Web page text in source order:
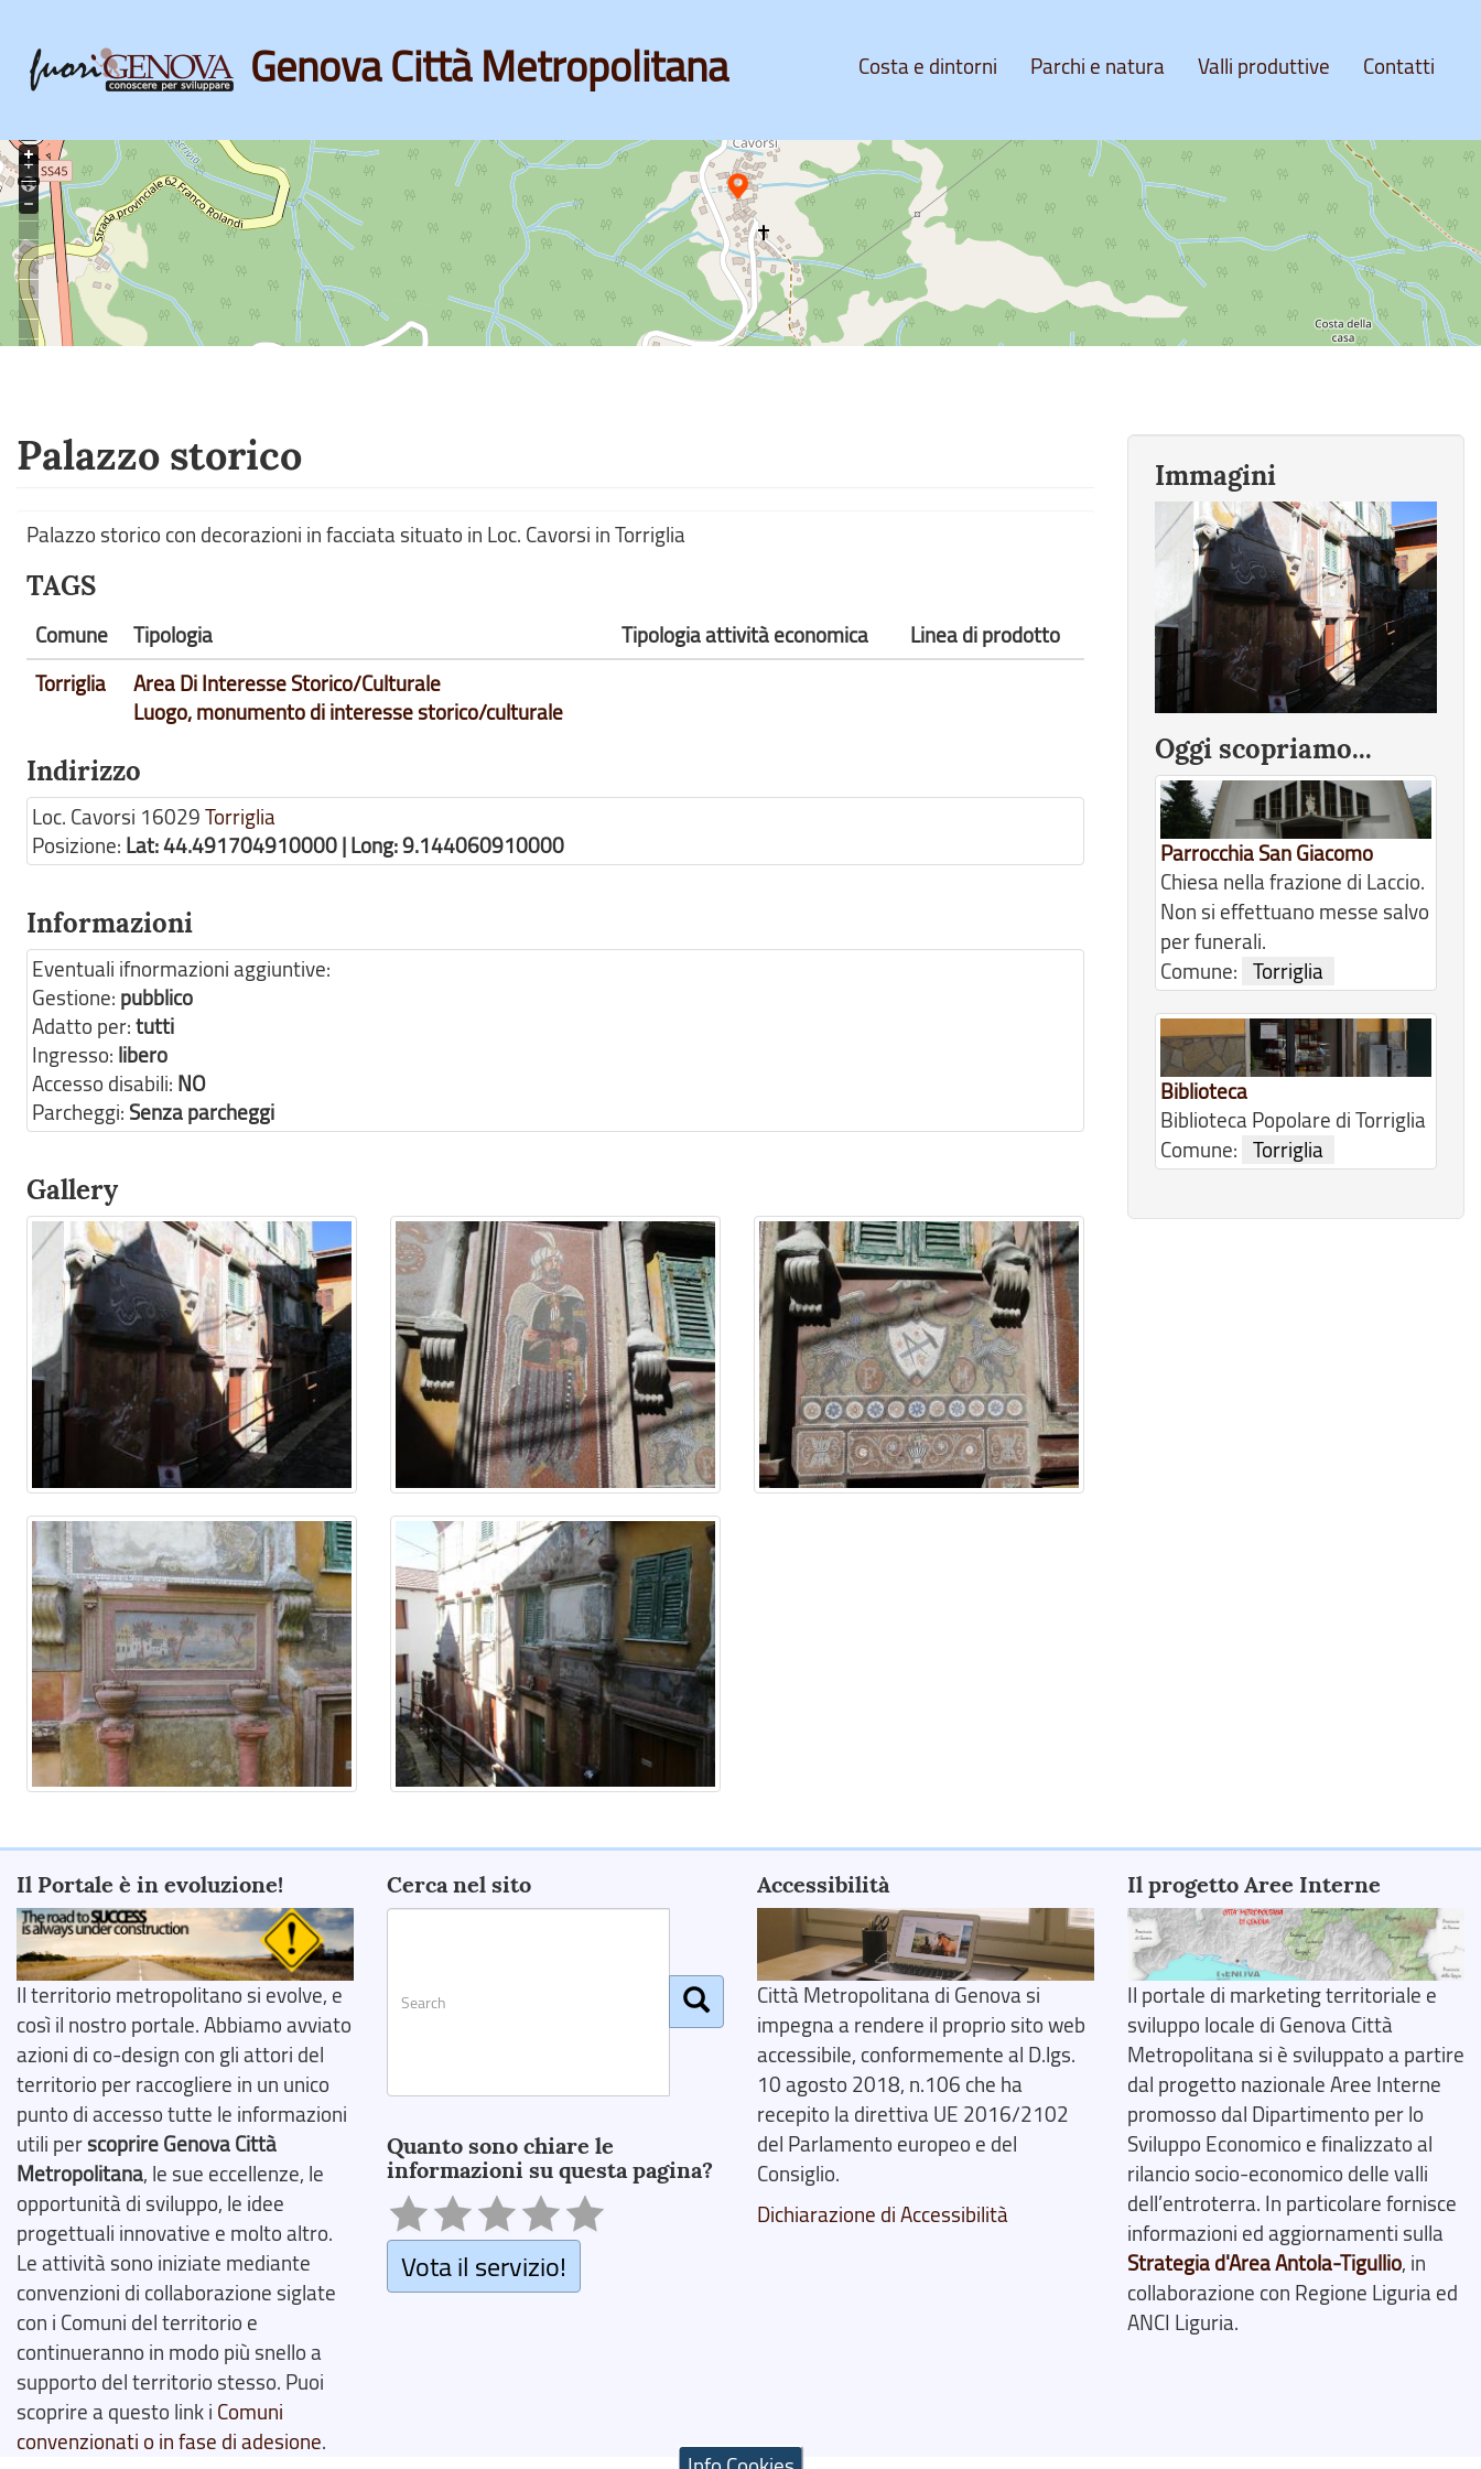
Skip
main
content
Genova Città Metropolitana Costa e dintorni Parchi e natura Valli produttive Contatti
Palazzo storico
Palazzo storico con decorazioni in facciata situato in Loc. Cavorsi in Torriglia
TAGS
Comune Tipologia Tipologia attività economica
Linea di prodotto
Torriglia
Area Di Interesse Storico/Culturale
Luogo, monumento di interesse storico/culturale
Indirizzo
Loc. Cavorsi 16029Torriglia
Posizione: Lat: 44.491704910000 | Long: 9.144060910000
Informazioni
Eventuali ifnormazioni aggiuntive:
Gestione: pubblico
Adatto per:tutti
Ingresso: libero
Accesso disabili: NO
Parcheggi: Senza parcheggi
Gallery
Immagini
Oggi scopriamo...
Parrocchia San Giacomo
Chiesa nella frazione di Laccio.
Non si effettuano messe salvo
per funerali.
Comune: Torriglia
Biblioteca
Biblioteca Popolare di Torriglia
Comune: Torriglia
Il Portale è in evoluzione!
Il territorio metropolitano si evolve, e
così il nostro portale. Abbiamo avviato
azioni di co-design con gli attori del
territorio per raccogliere in un unico
punto di accesso tutte le informazioni
utili perscoprire Genova Città
Metropolitana, le sue eccellenze, le
opportunità di sviluppo, le idee
progettuali innovative e molto altro.
Le attività sono iniziate mediante
convenzioni di collaborazione siglate
con i Comuni del territorio e
continueranno in modo più snello a
supporto del territorio stesso. Puoi
scoprire a questo link i Comuni
convenzionati o in fase di adesione.
Cerca nel sito
Quanto sono chiare le
informazioni su questa pagina?
Vota il servizio!
Accessibilità
Città Metropolitana di Genova si
impegna a rendere il proprio sito web
accessibile, conformemente al D.lgs.
10 agosto 2018, n.106 che ha
recepito la direttiva UE 2016/2102
del Parlamento europeo e del
Consiglio.
Dichiarazione di Accessibilità
Il progetto Aree Interne
Il portale di marketing territoriale e
sviluppo locale di Genova Città
Metropolitana si è sviluppato a partire
dal progetto nazionale Aree Interne
promosso dal Dipartimento per lo
Sviluppo Economico e finalizzato al
rilancio socio-economico delle valli
dell’entroterra. In particolare fornisce
informazioni ed aggiornamenti sulla
Strategia d'Area Antola-Tigullio, in
collaborazione con Regione Liguria ed
ANCI Liguria.